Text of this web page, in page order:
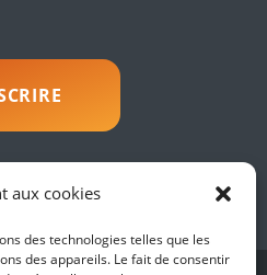
aux cookies
des technologies telles que les
des appareils. Le fait de consentir